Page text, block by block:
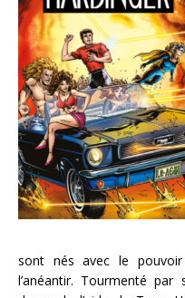
sont nés avec le
l’anéantir. Tourmenté par